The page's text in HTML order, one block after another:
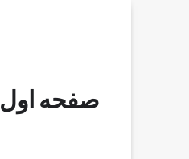
صفحه اول